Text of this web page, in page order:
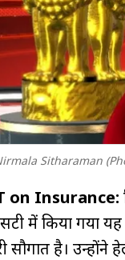
Sitharaman
on Insurance:
में किया गया
सौगात है।